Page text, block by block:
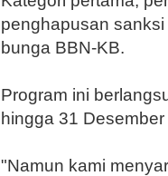
penghapusan
bunga BBN-KB.
Program ini
hingga 31
"Namun kami